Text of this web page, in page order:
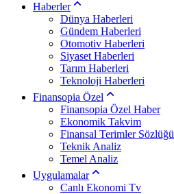
Haberler
Dünya Haberleri
Gündem Haberleri
Otomotiv Haberleri
Siyaset Haberleri
Tarım Haberleri
Teknoloji Haberleri
Finansopia Özel
Finansopia Özel Haber
Ekonomik Takvim
Finansal Terimler Sözlüğü
Teknik Analiz
Temel Analiz
Uygulamalar
Canlı Ekonomi Tv